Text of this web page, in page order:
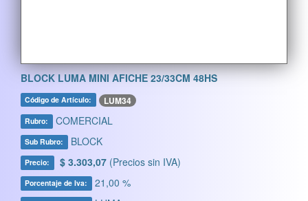
BLOCK LUMA MINI AFICHE 23/33CM 48HS
Código de Artículo: LUM34
Rubro: COMERCIAL
Sub Rubro: BLOCK
Precio: $ 3.303,07 (Precios sin IVA)
Porcentaje de Iva: 21,00 %